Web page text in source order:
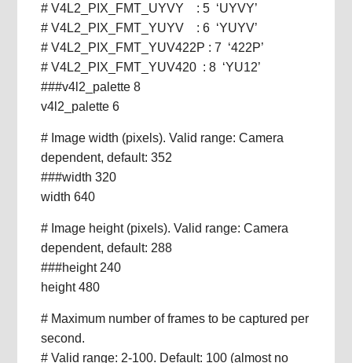
# V4L2_PIX_FMT_UYVY : 5 ‘UYVY’
# V4L2_PIX_FMT_YUYV : 6 ‘YUYV’
# V4L2_PIX_FMT_YUV422P : 7 ‘422P’
# V4L2_PIX_FMT_YUV420 : 8 ‘YU12’
###v4l2_palette 8
v4l2_palette 6
# Image width (pixels). Valid range: Camera
dependent, default: 352
###width 320
width 640
# Image height (pixels). Valid range: Camera
dependent, default: 288
###height 240
height 480
# Maximum number of frames to be captured per
second.
# Valid range: 2-100. Default: 100 (almost no